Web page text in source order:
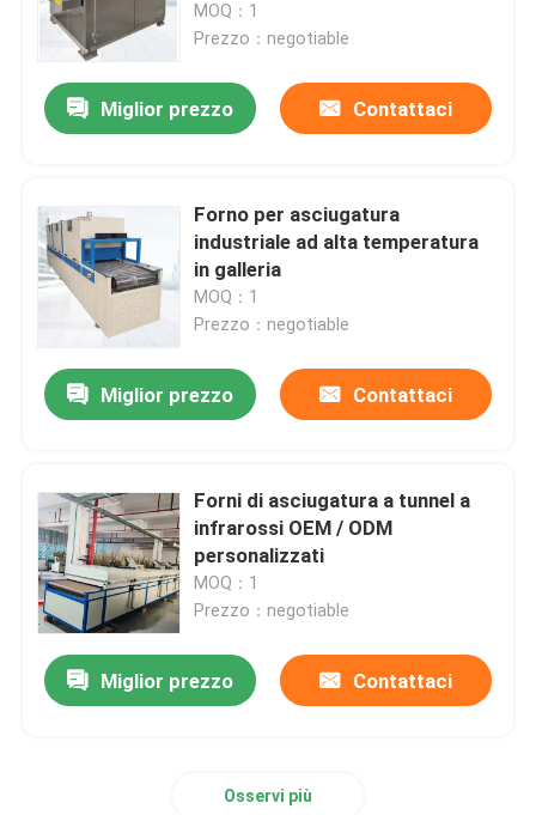
Casa
Circa noi
Giro della fabbrica
Controllo di qualità
Notizie
Casi
Richieda una citazione
MOQ：1
Prezzo：negotiable
Miglior prezzo Contattaci
Forno per asciugatura
industriale ad alta temperatura
in galleria
MOQ：1
Prezzo：negotiable
Miglior prezzo Contattaci
Forni di asciugatura a tunnel a
infrarossi OEM / ODM
personalizzati
MOQ：1
Prezzo：negotiable
Miglior prezzo Contattaci
Osservi più